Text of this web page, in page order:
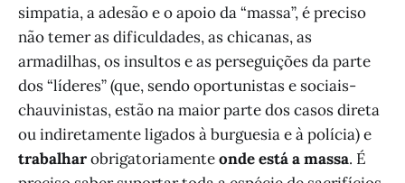
simpatia, a adesão e o apoio da “massa”, é preciso
não temer as dificuldades, as chicanas, as
armadilhas, os insultos e as perseguições da parte
dos “líderes” (que, sendo oportunistas e sociais-
chauvinistas, estão na maior parte dos casos direta
ou indiretamente ligados à burguesia e à polícia) e
trabalharobrigatoriamenteonde está a massa. É